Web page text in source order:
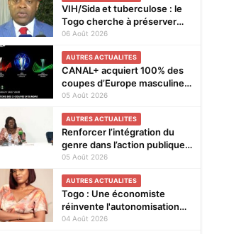
VIH/Sida et tuberculose : le
Togo cherche à préserver
ses acquis face à la baisse
06 Août 2026
AUTRES ACTUALITES
CANAL+ acquiert 100% des
coupes d’Europe masculines
de football en exclusivité en
4 saisons jusqu’en 2031
05 Août 2026
AUTRES ACTUALITES
Renforcer l’intégration du
genre dans l’action publique :
les résultats de l’analyse des
restitués à Lomé
05 Août 2026
AUTRES ACTUALITES
Togo : Une économiste
réinvente l'autonomisation
des femmes à Kévé Edzi
04 Août 2026